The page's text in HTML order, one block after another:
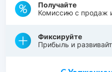
Получайте
Комиссию с продаж
Фиксируйте
Прибыль и